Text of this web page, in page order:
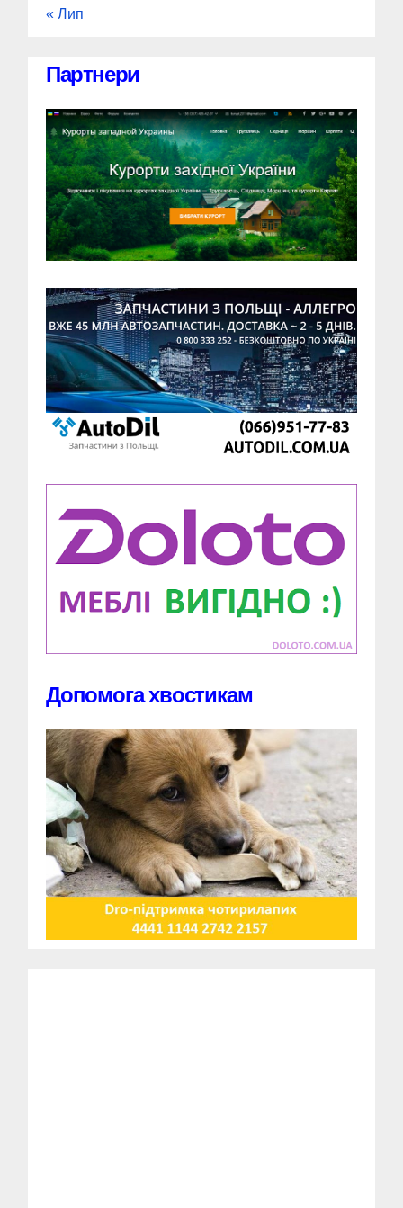
« Лип
Партнери
Допомога хвостикам